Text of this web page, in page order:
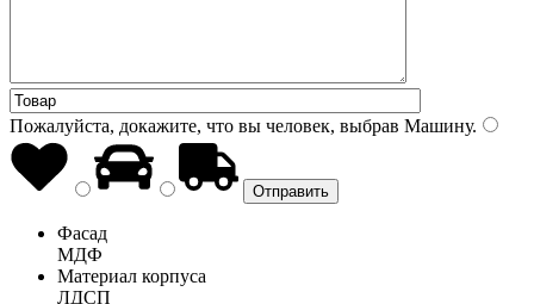
Пожалуйста, докажите, что вы человек, выбрав Машину.
Фасад
МДФ
Материал корпуса
ЛДСП